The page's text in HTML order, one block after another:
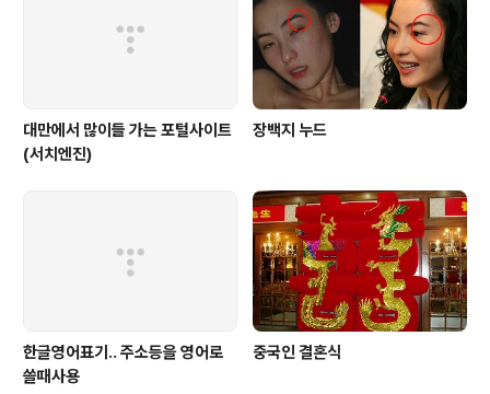
죠.태권도나 유도 혹은 합기도와 같은 무술처럼 신체의 단
련을 통해 우주와 합일한다는 철학을 가지..
대만에서 많이들 가는 포털사이트
(서치엔진)
장백지 누드
한글영어표기.. 주소등을 영어로
쓸때사용
중국인 결혼식